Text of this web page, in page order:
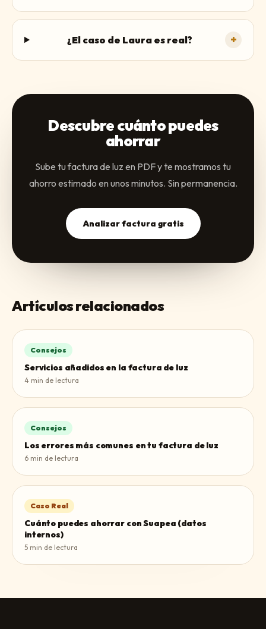
¿El caso de Laura es real? +
Descubre cuánto puedes
ahorrar
Sube tu factura de luz en PDF y te mostramos tu
ahorro estimado en unos minutos. Sin permanencia.
Analizar factura gratis
Artículos relacionados
Consejos
Servicios añadidos en la factura de luz
4 min de lectura
Consejos
Los errores más comunes en tu factura de luz
6 min de lectura
Caso Real
Cuánto puedes ahorrar con Suapea (datos
internos)
5 min de lectura